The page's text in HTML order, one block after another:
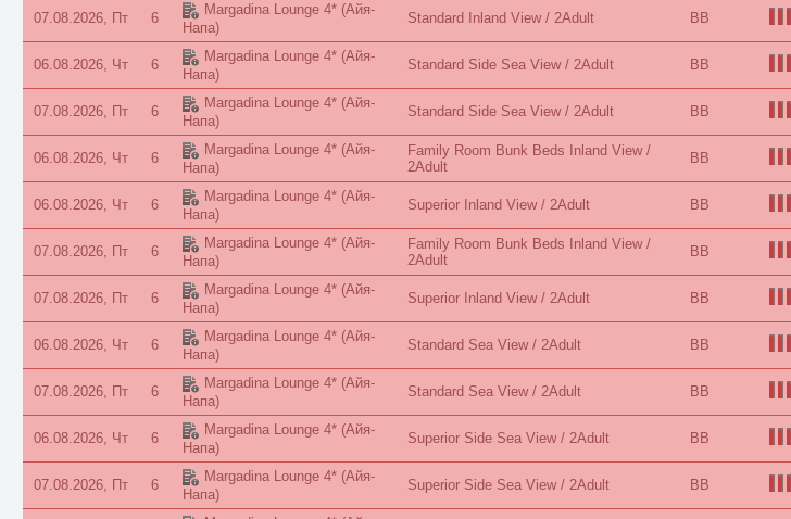
07.08.2026, Пт 6
Margadina Lounge 4*(Айя-
Напа)
Standard Inland View / 2Adult BB
06.08.2026, Чт 6
Margadina Lounge 4*(Айя-
Напа)
Standard Side Sea View / 2Adult BB
07.08.2026, Пт 6
Margadina Lounge 4*(Айя-
Напа)
Standard Side Sea View / 2Adult BB
06.08.2026, Чт 6
Margadina Lounge 4*(Айя-
Напа)
Family Room Bunk Beds Inland View /
2Adult
BB
06.08.2026, Чт 6
Margadina Lounge 4*(Айя-
Напа)
Superior Inland View / 2Adult BB
07.08.2026, Пт 6
Margadina Lounge 4*(Айя-
Напа)
Family Room Bunk Beds Inland View /
2Adult
BB
07.08.2026, Пт 6
Margadina Lounge 4*(Айя-
Напа)
Superior Inland View / 2Adult BB
06.08.2026, Чт 6
Margadina Lounge 4*(Айя-
Напа)
Standard Sea View / 2Adult BB
07.08.2026, Пт 6
Margadina Lounge 4*(Айя-
Напа)
Standard Sea View / 2Adult BB
06.08.2026, Чт 6
Margadina Lounge 4*(Айя-
Напа)
Superior Side Sea View / 2Adult BB
07.08.2026, Пт 6
Margadina Lounge 4*(Айя-
Напа)
Superior Side Sea View / 2Adult BB